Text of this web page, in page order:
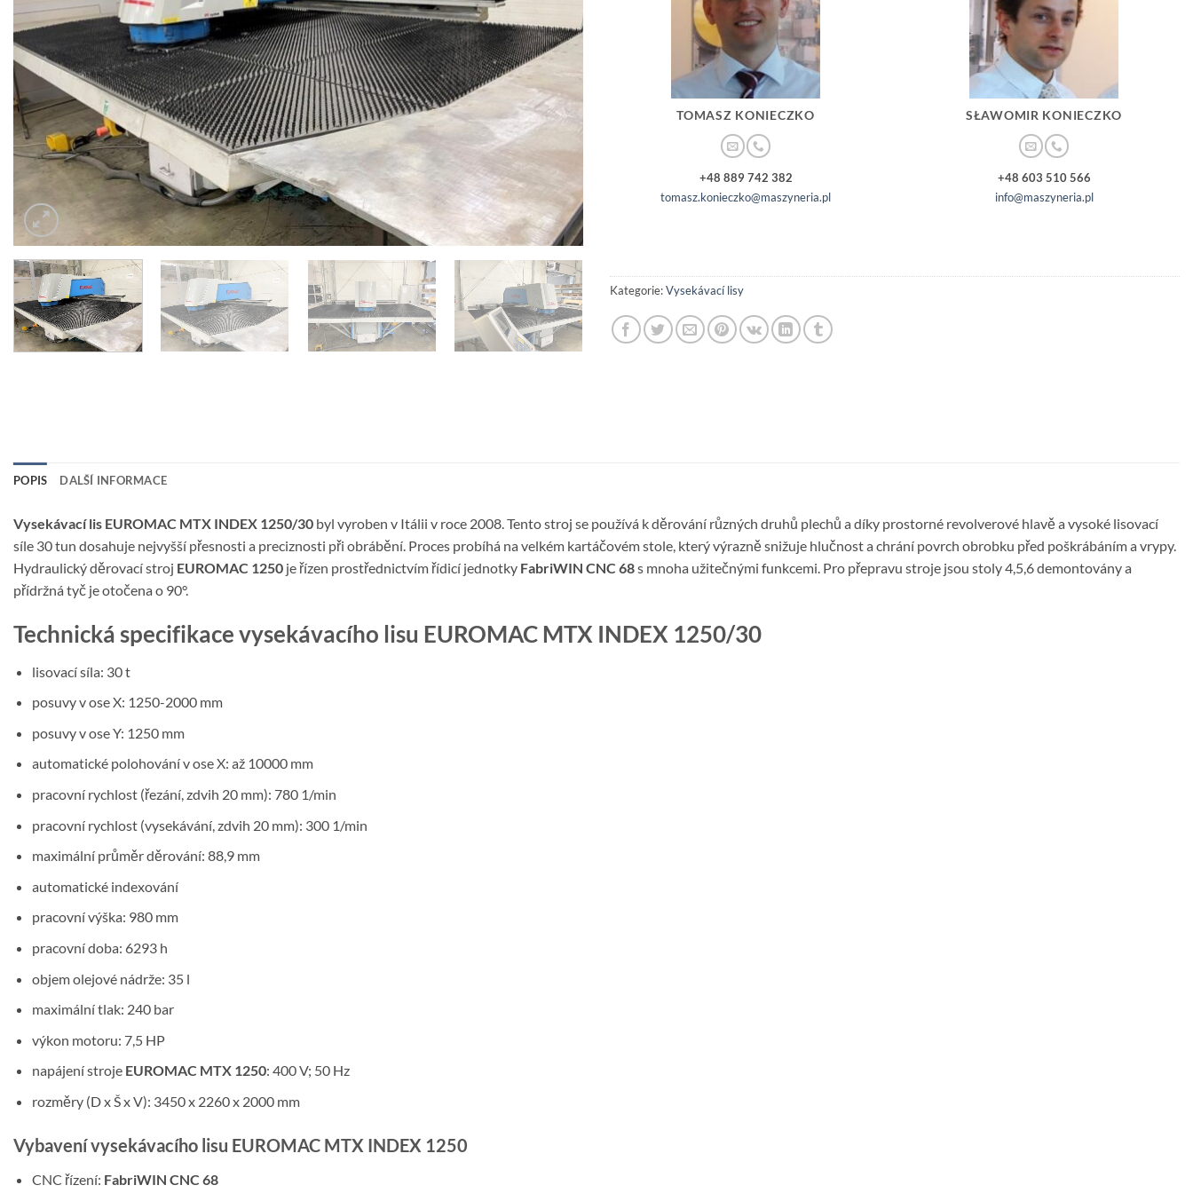
TOMASZ KONIECZKO
+48 889 742 382
tomasz.konieczko@maszyneria.pl
SŁAWOMIR KONIECZKO
+48 603 510 566
info@maszyneria.pl
Kategorie:Vysekávací lisy
POPIS DALŠÍ INFORMACE
Vysekávací lis EUROMAC MTX INDEX 1250/30 byl vyroben v Itálii v roce 2008. Tento stroj se používá k děrování různých druhů plechů a díky prostorné revolverové hlavě a vysoké lisovací
síle 30 tun dosahuje nejvyšší přesnosti a preciznosti při obrábění. Proces probíhá na velkém kartáčovém stole, který výrazně snižuje hlučnost a chrání povrch obrobku před poškrábáním a vrypy.
Hydraulický děrovací stroj EUROMAC 1250 je řízen prostřednictvím řídicí jednotky FabriWIN CNC 68s mnoha užitečnými funkcemi. Pro přepravu stroje jsou stoly 4,5,6 demontovány a
přídržná tyč je otočena o 90°.
Technická specifikace vysekávacího lisu EUROMAC MTX INDEX 1250/30
lisovací síla: 30 t
posuvy v ose X: 1250-2000 mm
posuvy v ose Y: 1250 mm
automatické polohování v ose X: až 10000 mm
pracovní rychlost (řezání, zdvih 20 mm): 780 1/min
pracovní rychlost (vysekávání, zdvih 20 mm): 300 1/min
maximální průměr děrování: 88,9 mm
automatické indexování
pracovní výška: 980 mm
pracovní doba: 6293 h
objem olejové nádrže: 35 l
maximální tlak: 240 bar
výkon motoru: 7,5 HP
napájení stroje EUROMAC MTX 1250: 400 V; 50 Hz
rozměry (D x Š x V): 3450 x 2260 x 2000 mm
Vybavení vysekávacího lisu EUROMAC MTX INDEX 1250
CNC řízení: FabriWIN CNC 68